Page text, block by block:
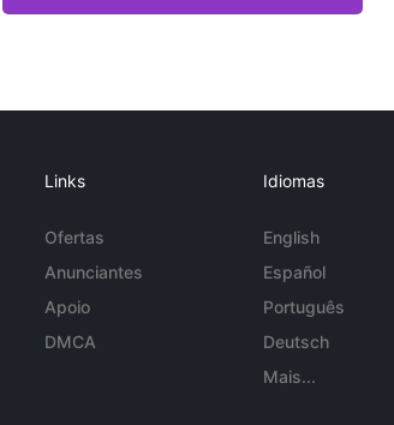
Links
Ofertas
Anunciantes
Apoio
DMCA
Idiomas
English
Español
Português
Deutsch
Mais...